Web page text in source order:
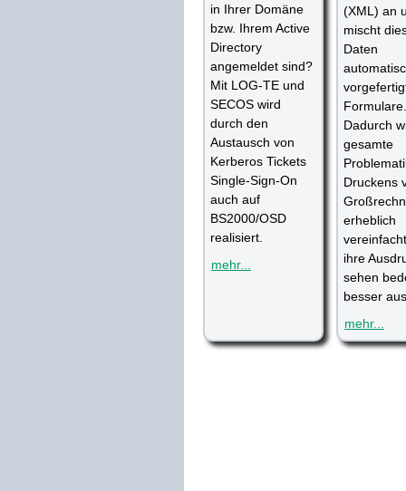
in Ihrer Domäne
bzw. Ihrem Active
Directory
angemeldet sind?
Mit LOG-TE und
SECOS wird
durch den
Austausch von
Kerberos Tickets
Single-Sign-On
auch auf
BS2000/OSD
realisiert.
mehr...
(XML) an
mischt
Daten
Formulare.
Dadurch
gesamte
Druckens
erheblich
ihre
sehen
besser
mehr...